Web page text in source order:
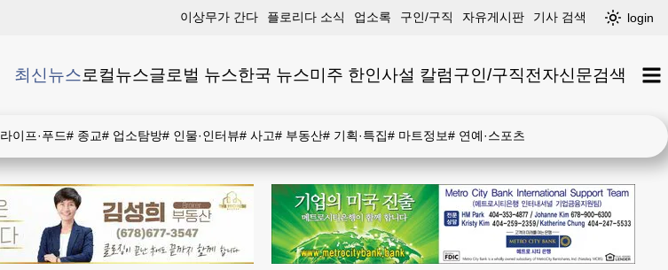
이상무가 간다 플로리다 소식 업소록 구인/구직 자유게시판 기사 검색 login
최신뉴스로컬뉴스글로벌 뉴스한국 뉴스미주 한인사설 칼럼구인/구직전자신문검색
라이프·푸드# 종교# 업소탐방# 인물·인터뷰# 사고# 부동산# 기획·특집# 마트정보# 연예·스포츠